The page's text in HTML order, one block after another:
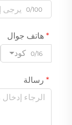
0/100
هاتف جوال
كود
0/16
رسالة